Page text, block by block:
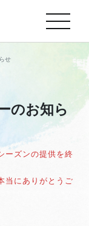
せ
のお知ら
ーズンの提供を終
当にありがとうご